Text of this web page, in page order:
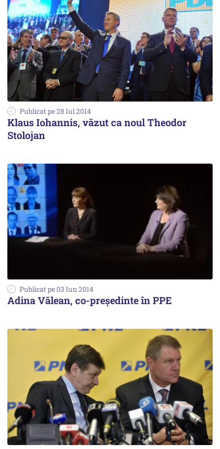
Publicat pe 28 Iul 2014
Klaus Iohannis, văzut ca noul Theodor
Stolojan
Publicat pe 03 Iun 2014
Adina Vălean, co-președinte în PPE